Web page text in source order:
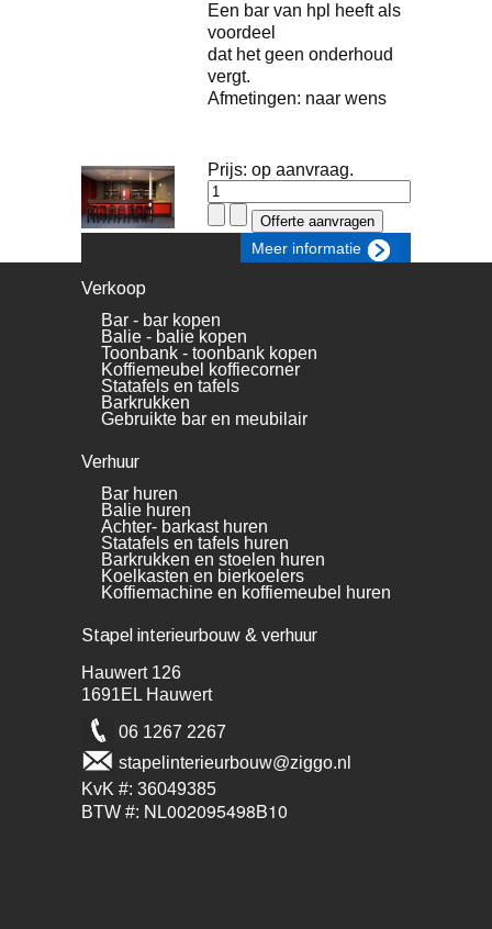
Een bar van hpl heeft als
voordeel
dat het geen onderhoud
vergt.
Afmetingen: naar wens
Prijs: op aanvraag.
Meer informatie
Verkoop
Bar - bar kopen
Balie - balie kopen
Toonbank - toonbank kopen
Koffiemeubel koffiecorner
Statafels en tafels
Barkrukken
Gebruikte bar en meubilair
Verhuur
Bar huren
Balie huren
Achter- barkast huren
Statafels en tafels huren
Barkrukken en stoelen huren
Koelkasten en bierkoelers
Koffiemachine en koffiemeubel huren
Stapel interieurbouw & verhuur
Hauwert 126
1691EL Hauwert
06 1267 2267
stapelinterieurbouw@ziggo.nl
KvK #: 36049385
BTW #: NL002095498B10